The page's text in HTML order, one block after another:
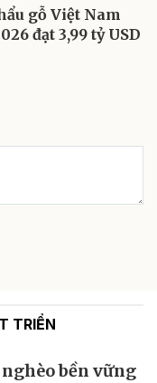
gỗ Việt Nam
đạt 3,99 tỷ USD
TRIỂN
bền vững